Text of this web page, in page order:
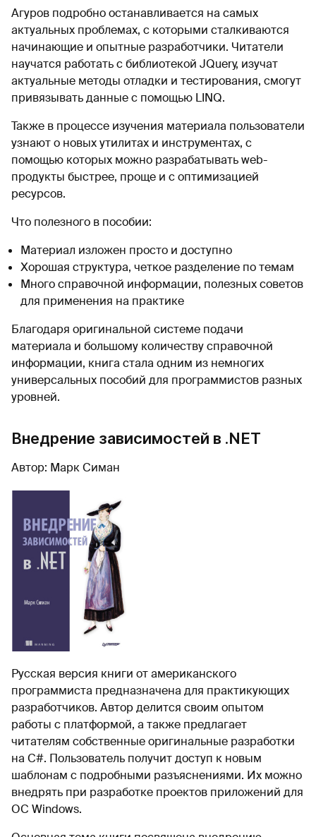
Агуров подробно останавливается на самых
актуальных проблемах, с которыми сталкиваются
начинающие и опытные разработчики. Читатели
научатся работать с библиотекой JQuery, изучат
актуальные методы отладки и тестирования, смогут
привязывать данные с помощью LINQ.
Также в процессе изучения материала пользователи
узнают о новых утилитах и инструментах, с
помощью которых можно разрабатывать web-
продукты быстрее, проще и с оптимизацией
ресурсов.
Что полезного в пособии:
Материал изложен просто и доступно
Хорошая структура, четкое разделение по темам
Много справочной информации, полезных советов
для применения на практике
Благодаря оригинальной системе подачи
материала и большому количеству справочной
информации, книга стала одним из немногих
универсальных пособий для программистов разных
уровней.
Внедрение зависимостей в .NET
Автор: Марк Симан
Русская версия книги от американского
программиста предназначена для практикующих
разработчиков. Автор делится своим опытом
работы с платформой, а также предлагает
читателям собственные оригинальные разработки
на С#. Пользователь получит доступ к новым
шаблонам с подробными разъяснениями. Их можно
внедрять при разработке проектов приложений для
ОС Windows.